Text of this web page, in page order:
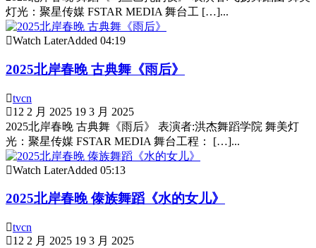
灯光：聚星传媒 FSTAR MEDIA 舞台工 […]...
Watch LaterAdded 04:19
2025北岸春晚 古典舞《雨后》
tvcn
12 2 月 2025 19 3 月 2025
2025北岸春晚 古典舞《雨后》 表演者:洪杰舞蹈学院 舞美灯
光：聚星传媒 FSTAR MEDIA 舞台工程： […]...
Watch LaterAdded 05:13
2025北岸春晚 傣族舞蹈《水的女儿》
tvcn
12 2 月 2025 19 3 月 2025